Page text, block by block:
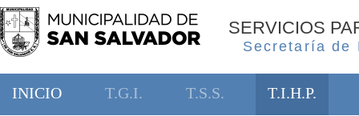
SERVICIOS
Secretaría de
INICIO T.G.I. T.S.S. T.I.H.P.